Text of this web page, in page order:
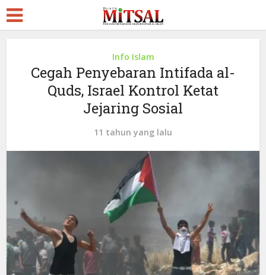
Info Islam
Cegah Penyebaran Intifada al-
Quds, Israel Kontrol Ketat
Jejaring Sosial
11 tahun yang lalu